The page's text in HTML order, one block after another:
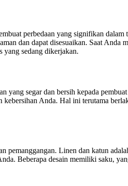
perbedaan yang signifikan dalam
dan dapat disesuaikan. Saat Anda
yang sedang dikerjakan.
segar dan bersih kepada
Anda. Hal ini terutama
pemanggangan. Linen dan katun
Beberapa desain memiliki saku,